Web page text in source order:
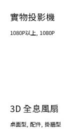
實物投影機
1080P以上, 1080P
3D 全息風扇
桌面型, 配件, 掛牆型